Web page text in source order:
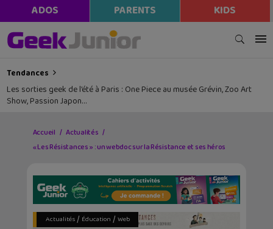
ADOS PARENTS KIDS
Tendances
Les sorties geek de l’été à Paris : One Piece au musée Grévin, Zoo Art
Show, Passion Japon…
Accueil
Actualités
« Les Résistances » : un webdoc sur la Résistance et ses héros
Actualités/ Éducation / Web